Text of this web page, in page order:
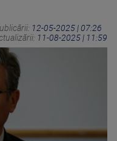
12-05-2025 | 07:26
11-08-2025 | 11:59